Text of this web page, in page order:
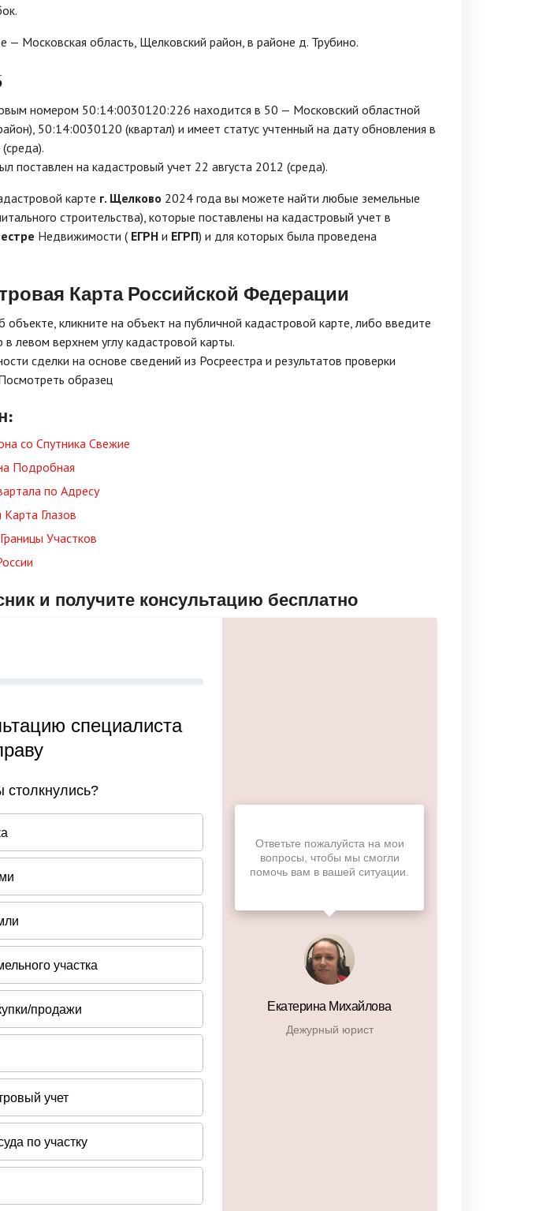
— Московская область, Щелковский район, в районе д. Трубино.
номером 50:14:0030120:226 находится в 50 — Московский областной
50:14:0030120 (квартал) и имеет статус учтенный на дату обновления в
на кадастровый учет 22 августа 2012 (среда).
карте г. Щелково 2024 года вы можете найти любые земельные
строительства), которые поставлены на кадастровый учет в
Недвижимости ( ЕГРН и ЕГРП) и для которых была проведена
Карта Российской Федерации
кликните на объект на публичной кадастровой карте, либо введите
левом верхнем углу кадастровой карты.
сделки на основе сведений из Росреестра и результатов проверки
образец
со Спутника Свежие
Подробная
по Адресу
Глазов
Участков
и получите консультацию бесплатно